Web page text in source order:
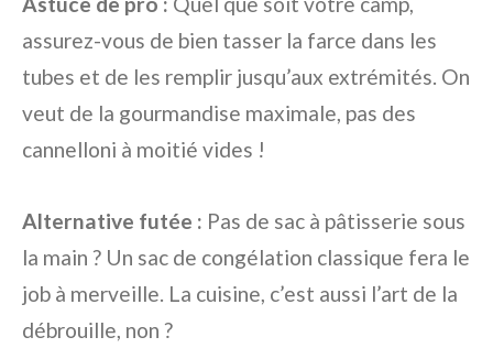
assurez-vous de bien tasser la farce dans les
tubes et de les remplir jusqu’aux extrémités. On
veut de la gourmandise maximale, pas des
cannelloni à moitié vides !
Alternative futée : Pas de sac à pâtisserie sous
la main ? Un sac de congélation classique fera le
job à merveille. La cuisine, c’est aussi l’art de la
débrouille, non ?